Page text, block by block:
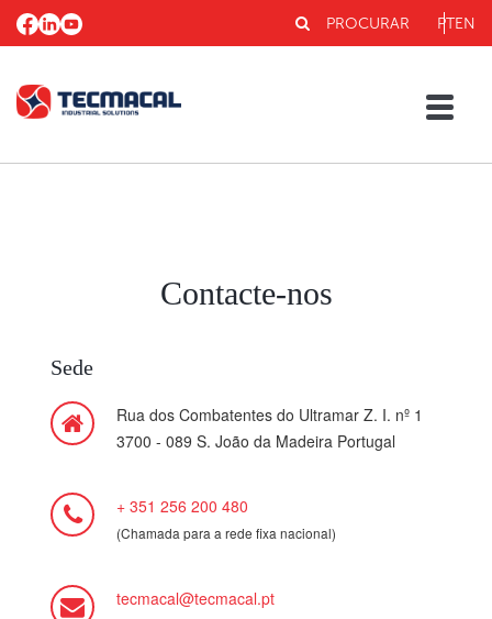
EN
PT
PROCURAR
Contacte-nos
Sede
Rua dos Combatentes do Ultramar Z. I. nº 1
3700 - 089 S. João da Madeira Portugal
+ 351 256 200 480
(Chamada para a rede fixa nacional)
tecmacal@tecmacal.pt